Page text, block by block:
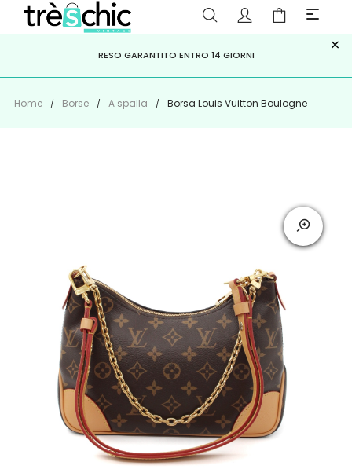
PAGA A RATE CONKLARNA,HEYLIGHT, APPAGO
ISCRIVITI ALLA NEWSLETTER PER NON PERDERE SCONTI E
OFFERTE IMPERDIBILI!
RESO GARANTITO ENTRO 14 GIORNI ×
Home Borse A spalla Borsa Louis Vuitton Boulogne